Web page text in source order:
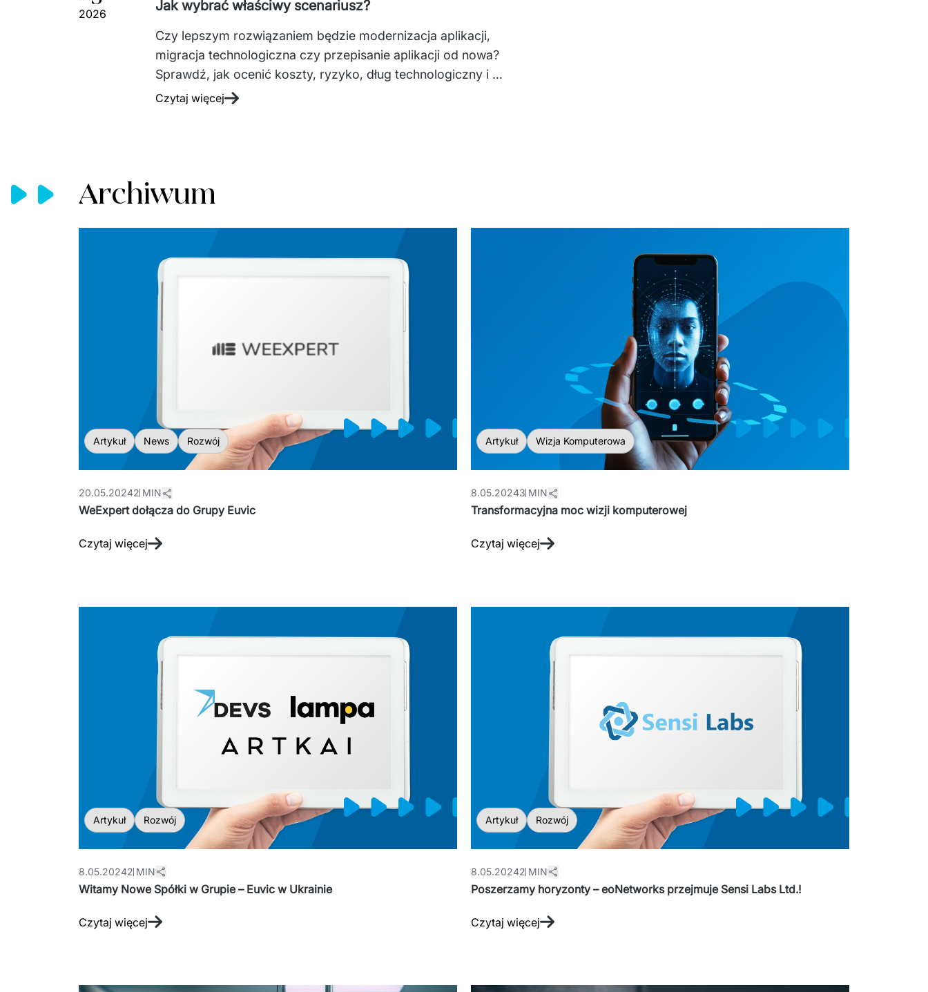
2026
Jak wybrać właściwy scenariusz?
Czy lepszym rozwiązaniem będzie modernizacja aplikacji,
migracja technologiczna czy przepisanie aplikacji od nowa?
Sprawdź, jak ocenić koszty, ryzyko, dług technologiczny i
wybrać scenariusz dopasowany do potrzeb biznesowych oraz
Czytaj więcej
Archiwum
Artykuł News Rozwój
20.05.20242 MIN
WeExpert dołącza do Grupy Euvic
Czytaj więcej
Artykuł Wizja Komputerowa
8.05.20243 MIN
Transformacyjna moc wizji komputerowej
Czytaj więcej
Artykuł Rozwój
8.05.20242 MIN
Witamy Nowe Spółki w Grupie – Euvic w Ukrainie
Czytaj więcej
Artykuł Rozwój
8.05.20242 MIN
Poszerzamy horyzonty – eoNetworks przejmuje Sensi Labs Ltd.!
Czytaj więcej